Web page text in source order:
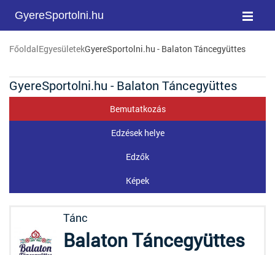
GyereSportolni.hu
FőoldalEgyesületekGyereSportolni.hu - Balaton Táncegyüttes
GyereSportolni.hu - Balaton Táncegyüttes
Bemutatkozás
Edzések helye
Edzők
Képek
Tánc
Balaton Táncegyüttes